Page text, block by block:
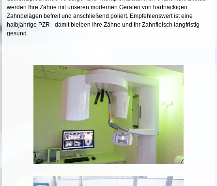
werden Ihre Zähne mit unseren modernen Geräten von hartnäckigen
Zahnbelägen befreit und anschließend poliert. Empfehlenswert ist eine
halbjährige PZR - damit bleiben Ihre Zähne und Ihr Zahnfleisch langfristig
gesund.